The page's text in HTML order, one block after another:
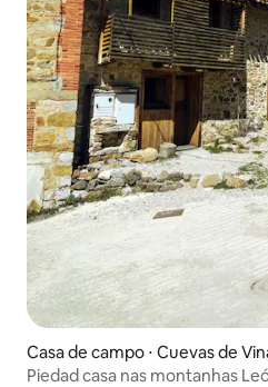
Casa de campo ⋅ Cuevas de
Piedad casa nas montanhas